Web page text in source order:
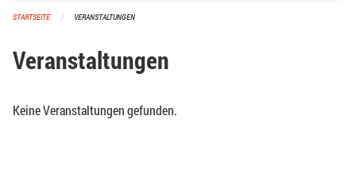
STARTSEITE VERANSTALTUNGEN
Veranstaltungen
Keine Veranstaltungen gefunden.